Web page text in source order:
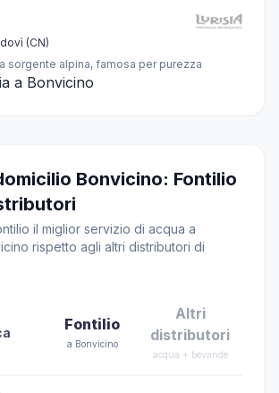
(CN)
sorgente alpina, famosa per purezza
a Bonvicino
Bonvicino: Fontilio
il miglior servizio di acqua a
rispetto agli altri distributori di
Fontilio
a Bonvicino
Altri
distributori
acqua + bevande